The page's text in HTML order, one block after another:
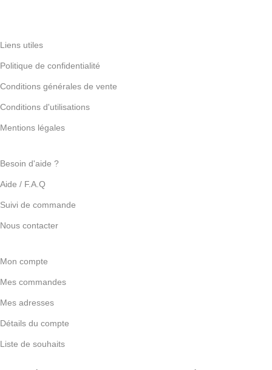
Liens utiles
Politique de confidentialité
Conditions générales de vente
Conditions d'utilisations
Mentions légales
Besoin d'aide ?
Aide / F.A.Q
Suivi de commande
Nous contacter
Mon compte
Mes commandes
Mes adresses
Détails du compte
Liste de souhaits